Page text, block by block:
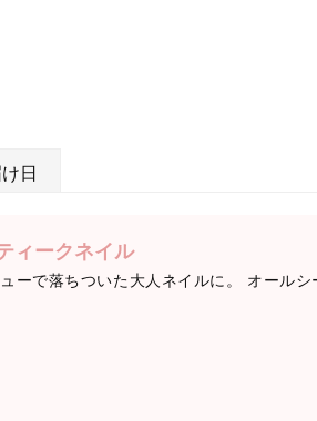
日
ィークネイル
ーで落ちついた大人ネイルに。 オールシ